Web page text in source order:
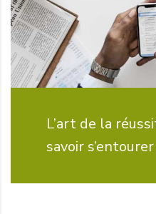
L’art de la
savoir